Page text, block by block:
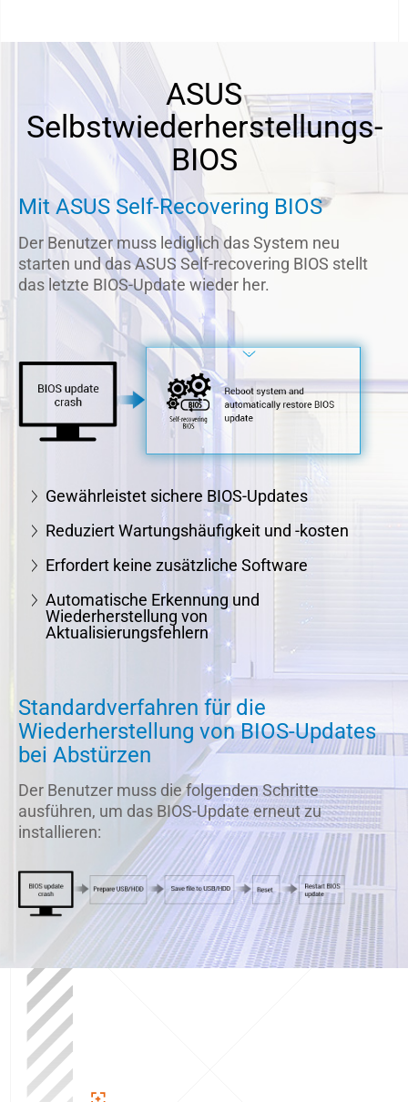
ASUS
Selbstwiederherstellungs-
BIOS
Mit ASUS Self-Recovering BIOS
Der Benutzer muss lediglich das System neu
starten und das ASUS Self-recovering BIOS stellt
das letzte BIOS-Update wieder her.
Gewährleistet sichere BIOS-Updates
Reduziert Wartungshäufigkeit und -kosten
Erfordert keine zusätzliche Software
Automatische Erkennung und
Wiederherstellung von
Aktualisierungsfehlern
Standardverfahren für die
Wiederherstellung von BIOS-Updates
bei Abstürzen
Der Benutzer muss die folgenden Schritte
ausführen, um das BIOS-Update erneut zu
installieren: